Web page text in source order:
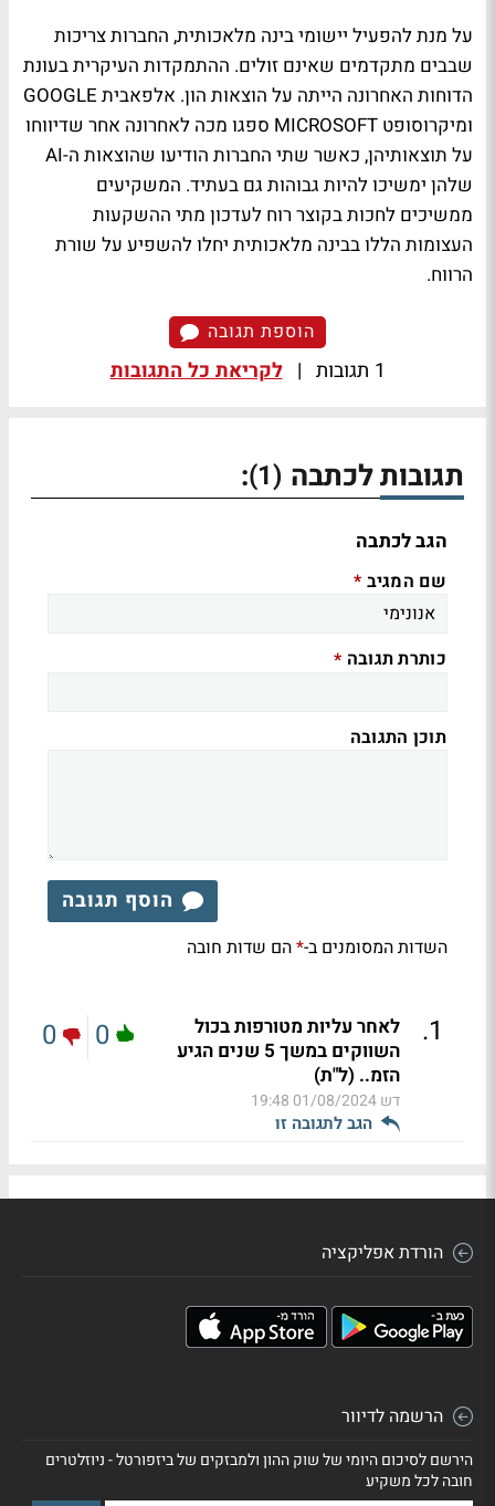
על מנת להפעיל יישומי בינה מלאכותית, החברות צריכות
שבבים מתקדמים שאינם זולים. ההתמקדות העיקרית בעונת
הדוחות האחרונה הייתה על הוצאות הון. אלפאבית GOOGLE
ומיקרוסופט MICROSOFT ספגו מכה לאחרונה אחר שדיווחו
על תוצאותיהן, כאשר שתי החברות הודיעו שהוצאות ה-AI
שלהן ימשיכו להיות גבוהות גם בעתיד. המשקיעים
ממשיכים לחכות בקוצר רוח לעדכון מתי ההשקעות
העצומות הללו בבינה מלאכותית יחלו להשפיע על שורת
הרווח.
הוספת תגובה
1 תגובות | לקריאת כל התגובות
תגובות לכתבה (1)
:
הגב לכתבה
שם המגיב *
כותרת תגובה *
תוכן התגובה
הוסף תגובה
השדות המסומנים ב-*הם שדות חובה
1
.
לאחר עליות מטורפות בכול
השווקים במשך 5 שנים הגיע
הזמ.. (ל"ת)
דש01/08/2024 19:48
הגב לתגובה זו
0
0
הורדת אפליקציה
הרשמה לדיוור
הירשם לסיכום היומי של שוק ההון ולמבזקים של ביזפורטל - ניוזלטרים
חובה לכל משקיע